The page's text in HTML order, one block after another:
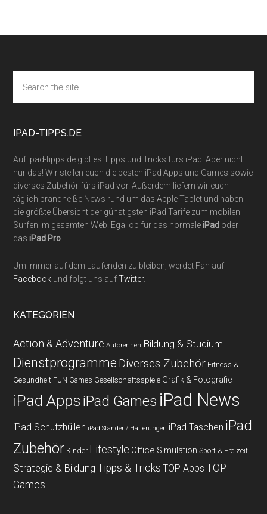
Footer
the
site
IPAD-TIPPS.DE
Auf ipad-tipps.de gibt es Tipps und Tricks fürs iPad. Aber nicht
nur das! Wir stellen euch die besten iPad Apps und Games sowie
diverses Zubehör fürs iPad vor. Außerdem liefern wir euch
täglich brandheiße News rund um das Apple Tablet und haben
die größte Übersicht der günstigsten iPad Tarife zum mobilen
Surfen im gesamten Web. Egal ob für das normaleiPad oder
dasiPad Pro
Um immer auf dem Laufenden zu bleiben, werdet Fan auf
Facebook und folgt uns aufTwitter.
KATEGORIEN
Action & Adventure Autorennen Bildung & Studium
Dienstprogramme Diverses Zubehör Fitness &
Gesundheit FUN Games Gesellschaftsspiele Grafik & Fotografie
iPad Apps iPad Games iPad News
iPad Schutzhüllen iPad Ständer / Halterungen iPad Taschen iPad
Zubehör Kinder Lifestyle Office Simulation Sport & Freizeit
Strategie & Bildung Tipps & Tricks TOP Apps TOP
Games